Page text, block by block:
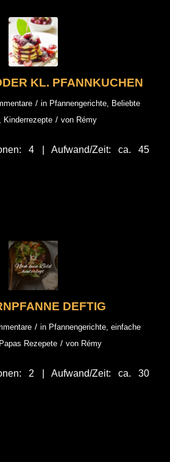
KL. PFANNKUCHEN
/ in Pfannengerichte, Beliebte
, Kinderrezepte / von Rémy
4 | Aufwand/Zeit: ca. 45
DEFTIG
/ in Pfannengerichte, einfache
Papas Rezepete / von Rémy
2 | Aufwand/Zeit: ca. 30